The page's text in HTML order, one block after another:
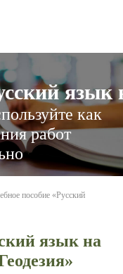
язык
как
работ
пособие «Русский
язык на